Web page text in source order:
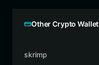
Other Crypto Wallet
skrimp